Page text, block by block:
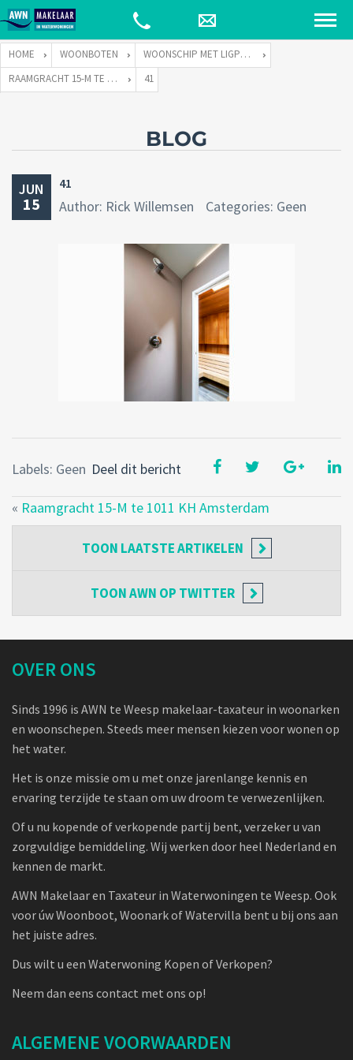
HOME WOONBOTEN
WOONSCHIP MET LIGPLAATS
RAAMGRACHT 15-M TE 1011 KH AMSTERDAM
41
BLOG
JUN
15
41
Author: Rick Willemsen Categories: Geen
Deel dit bericht
Labels: Geen
« Raamgracht 15-M te 1011 KH Amsterdam
TOON LAATSTE ARTIKELEN
TOONAWN OP TWITTER
OVER ONS
Sinds 1996 is AWN te Weesp makelaar-taxateur in woonarken
en woonschepen. Steeds meer mensen kiezen voor wonen op
het water.
Het is onze missie om u met onze jarenlange kennis en
ervaring terzijde te staan om uw droom te verwezenlijken.
Of u nu kopende of verkopende partij bent, verzeker u van
zorgvuldige bemiddeling. Wij werken door heel Nederland en
kennen de markt.
AWN Makelaar en Taxateur in Waterwoningen te Weesp. Ook
voor úw Woonboot, Woonark of Watervilla bent u bij ons aan
het juiste adres.
Dus wilt u een Waterwoning Kopen of Verkopen?
Neem dan eens contact met ons op!
ALGEMENE VOORWAARDEN